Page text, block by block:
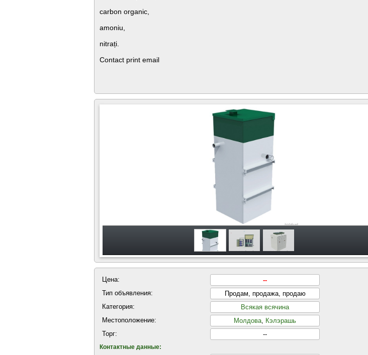
carbon organic,
amoniu,
nitrați.
Contact print email
Цена:
--
Тип объявления:
Продам, продажа, продаю
Категория:
Всякая всячина
Местоположение:
Молдова, Кэлэрашь
Торг:
--
Контактные данные: